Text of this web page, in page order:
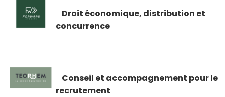
Droit économique, distribution et
concurrence
Conseil et accompagnement pour le
recrutement